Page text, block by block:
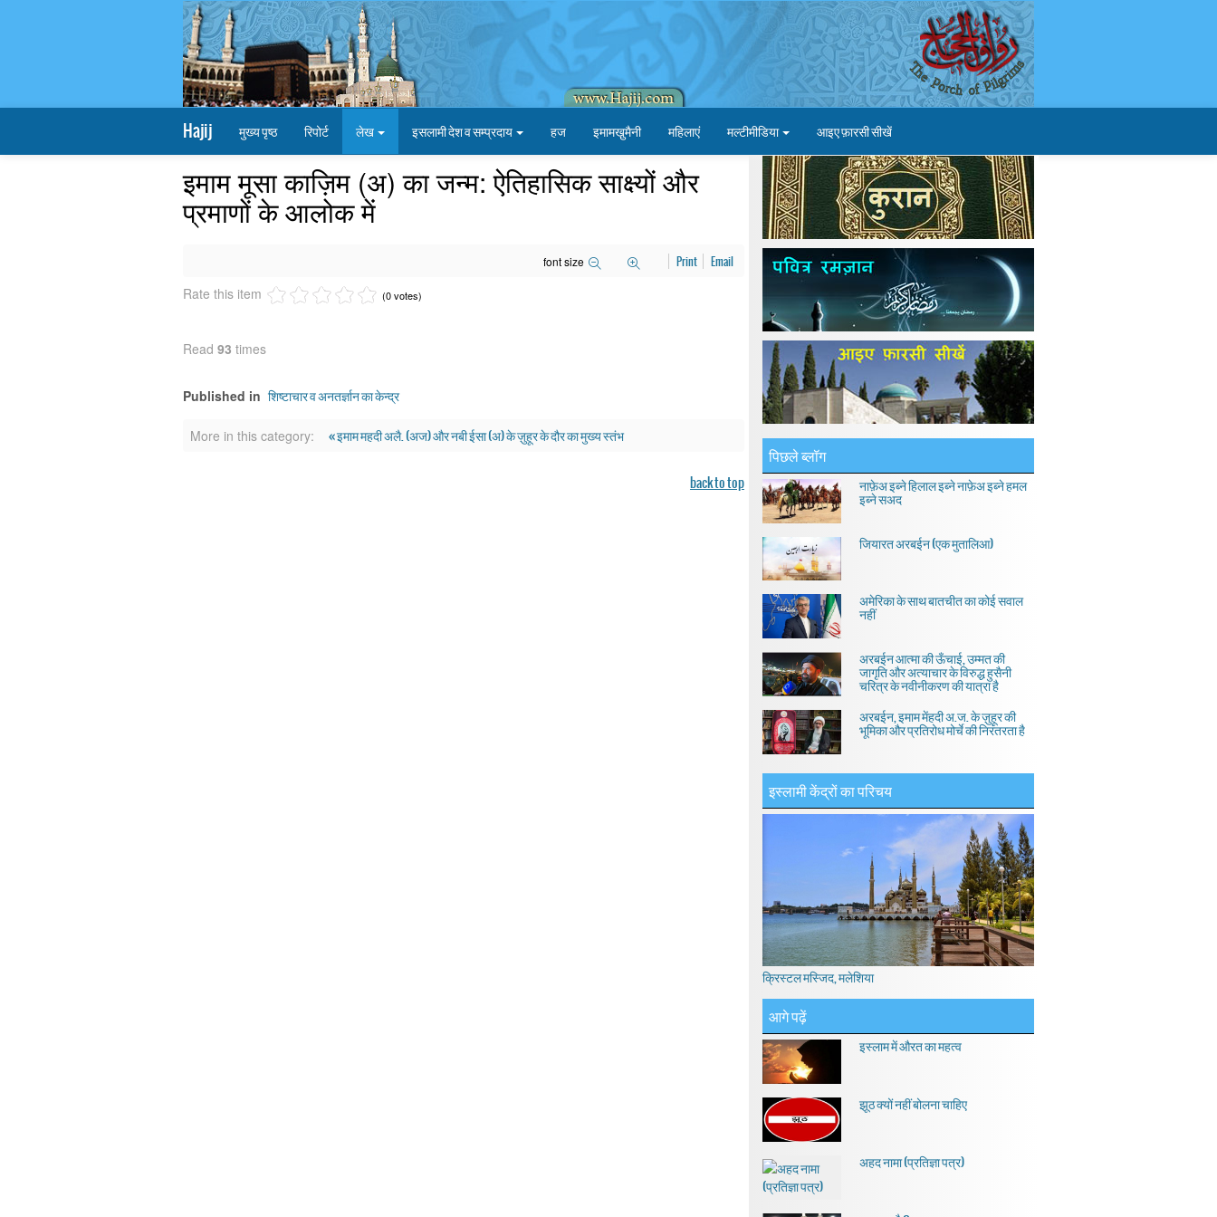
Hajij मुख्य पृष्ठ रिपोर्ट लेख इसलामी देश व सम्प्रदाय हज इमामखु़मैनी महिलाएं मल्टीमीडिया आइए फ़ारसी सीखें
इमाम मूसा काज़िम (अ) का जन्म: ऐतिहासिक साक्ष्यों और
प्रमाणों के आलोक में
font size Print Email
Rate this item (0 votes)
Read 93 times
Published in शिष्टाचार व अनतर्ज्ञान का केन्द्र
More in this category: « इमाम महदी अलै. (अज) और नबी ईसा (अ) के ज़ुहूर के दौर का मुख्य स्तंभ
back to top
पिछले ब्लॉग
नाफ़ेअ इब्ने हिलाल इब्ने नाफ़ेअ इब्ने हमल
इब्ने सअद
जियारत अरबईन (एक मुतालिआ)
अमेरिका के साथ बातचीत का कोई सवाल
नहीं
अरबईन आत्मा की ऊँचाई, उम्मत की
जागृति और अत्याचार के विरुद्ध हुसैनी
चरित्र के नवीनीकरण की यात्रा है
अरबईन, इमाम मेंहदी अ.ज. के ज़ुहूर की
भूमिका और प्रतिरोध मोर्चे की निरंतरता है
इस्लामी केंद्रों का परिचय
क्रिस्टल मस्जिद, मलेशिया
आगे पढ़ें
इस्लाम में औरत का महत्व
झूठ क्यों नहीं बोलना चाहिए
अहद नामा (प्रतिज्ञा पत्र)